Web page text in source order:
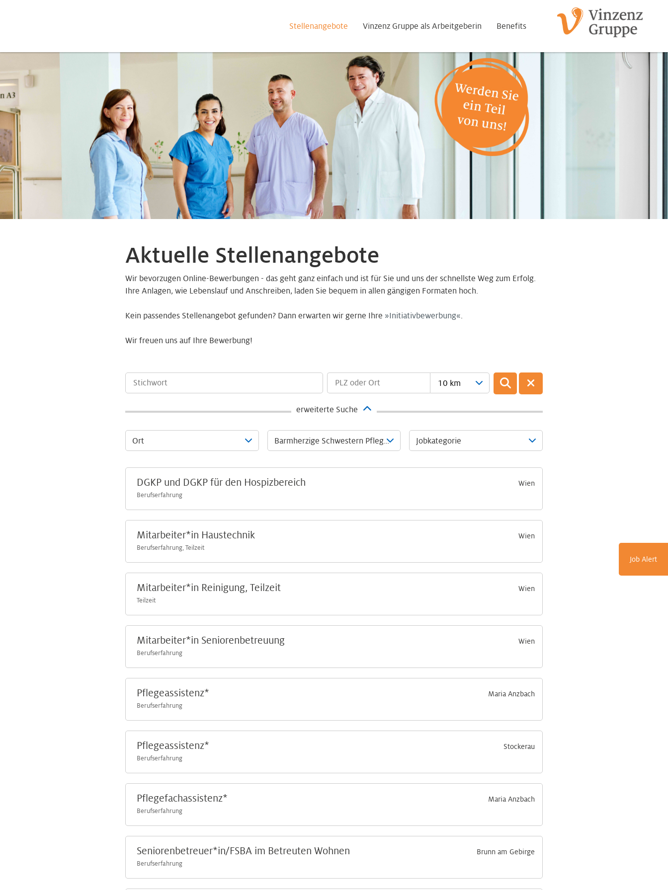
Stellenangebote Vinzenz Gruppe als Arbeitgeberin Benefits
Aktuelle Stellenangebote
Wir bevorzugen Online-Bewerbungen - das geht ganz einfach und ist für Sie und uns der schnellste Weg zum Erfolg.
Ihre Anlagen, wie Lebenslauf und Anschreiben, laden Sie bequem in allen gängigen Formaten hoch.
Kein passendes Stellenangebot gefunden? Dann erwarten wir gerne Ihre Initiativbewerbung .
Wir freuen uns auf Ihre Bewerbung!
10 km
erweiterte Suche
Ort Barmherzige Schwestern Pflege GmbH Jobkategorie
DGKP und DGKP für den Hospizbereich
Berufserfahrung
Wien
Mitarbeiter*in Haustechnik
Berufserfahrung, Teilzeit
Wien
Mitarbeiter*in Reinigung, Teilzeit
Teilzeit
Wien
Mitarbeiter*in Seniorenbetreuung
Berufserfahrung
Wien
Pflegeassistenz*
Berufserfahrung
Maria Anzbach
Pflegeassistenz*
Berufserfahrung
Stockerau
Pflegefachassistenz*
Berufserfahrung
Maria Anzbach
Seniorenbetreuer*in/FSBA im Betreuten Wohnen
Berufserfahrung
Brunn am Gebirge
Job Alert